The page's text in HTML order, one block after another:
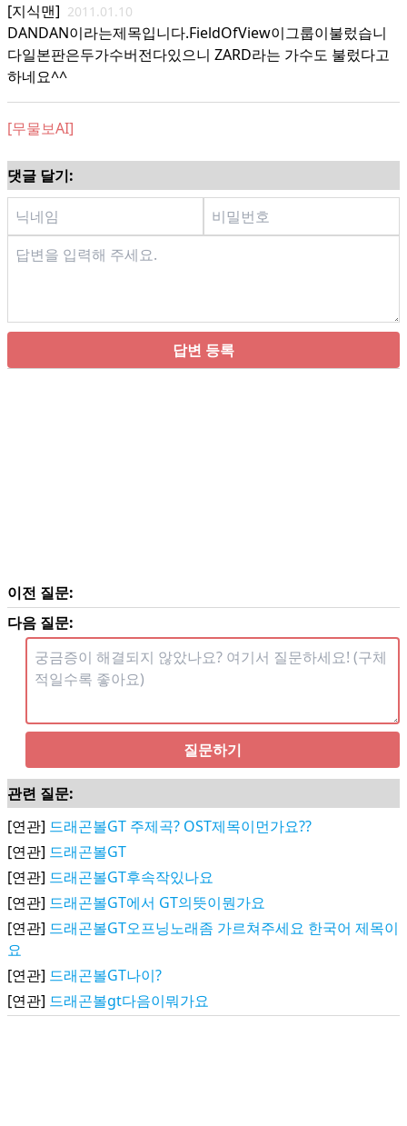
[지식맨] 2011.01.10
DANDAN이라는제목입니다.FieldOfView이그룹이불렀습니
다일본판은두가수버전다있으니 ZARD라는 가수도 불렀다고
하네요^^
[무물보AI]
댓글 달기:
답변 등록
이전 질문:
다음 질문:
질문하기
관련 질문:
[연관] 드래곤볼GT 주제곡? OST제목이먼가요??
[연관] 드래곤볼GT
[연관] 드래곤볼GT후속작있나요
[연관] 드래곤볼GT에서 GT의뜻이뭔가요
[연관] 드래곤볼GT오프닝노래좀 가르쳐주세요 한국어 제목이
요
[연관] 드래곤볼GT나이?
[연관] 드래곤볼gt다음이뭐가요